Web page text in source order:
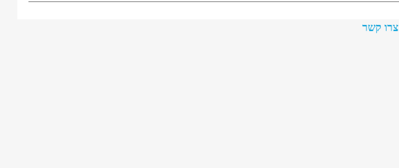
צרו קשר